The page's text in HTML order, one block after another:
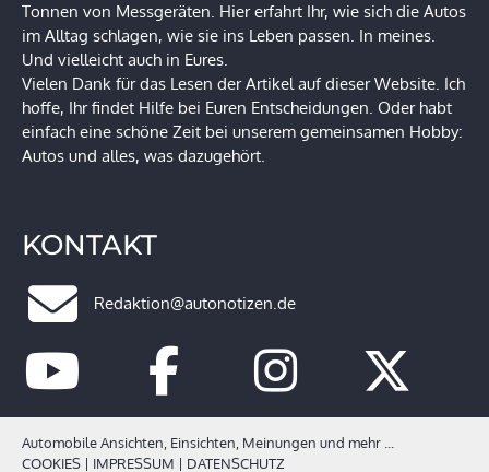
Tonnen von Messgeräten. Hier erfahrt Ihr, wie sich die Autos
im Alltag schlagen, wie sie ins Leben passen. In meines.
Und vielleicht auch in Eures.
Vielen Dank für das Lesen der Artikel auf dieser Website. Ich
hoffe, Ihr findet Hilfe bei Euren Entscheidungen. Oder habt
einfach eine schöne Zeit bei unserem gemeinsamen Hobby:
Autos und alles, was dazugehört.
KONTAKT
Redaktion@autonotizen.de
Automobile Ansichten, Einsichten, Meinungen und mehr ...
COOKIES | IMPRESSUM | DATENSCHUTZ